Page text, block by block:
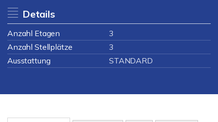
Details
Anzahl Etagen
3
Anzahl Stellplätze
3
Ausstattung
STANDARD